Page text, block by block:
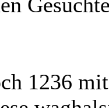
1236